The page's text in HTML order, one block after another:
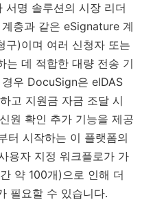
서명 솔루션의 시장 리더
층과 같은 eSignature 계
구)이며 여러 신청자 또는
는 데 적합한 대량 전송 기
우 DocuSign은 eIDAS
고 지원금 자금 조달 시
원 확인 추가 기능을 제공
터 시작하는 이 플랫폼의
용자 지정 워크플로가 가
약 100개)으로 인해 더
필요할 수 있습니다.